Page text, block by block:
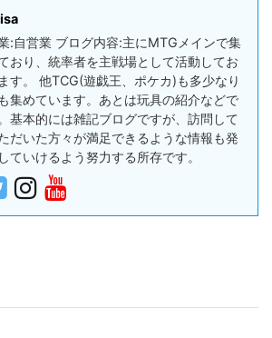
:自営業 ブログ内容:主にMTGメインで集
おり、統率者を主戦場として活動してお
す。 他TCG(遊戯王、ポケカ)も多少なり
集めています。あとは玩具の紹介などで
基本的には雑記ブログですが、訪問して
だいた方々が満足できるような情報も発
ていけるよう努力する所存です。